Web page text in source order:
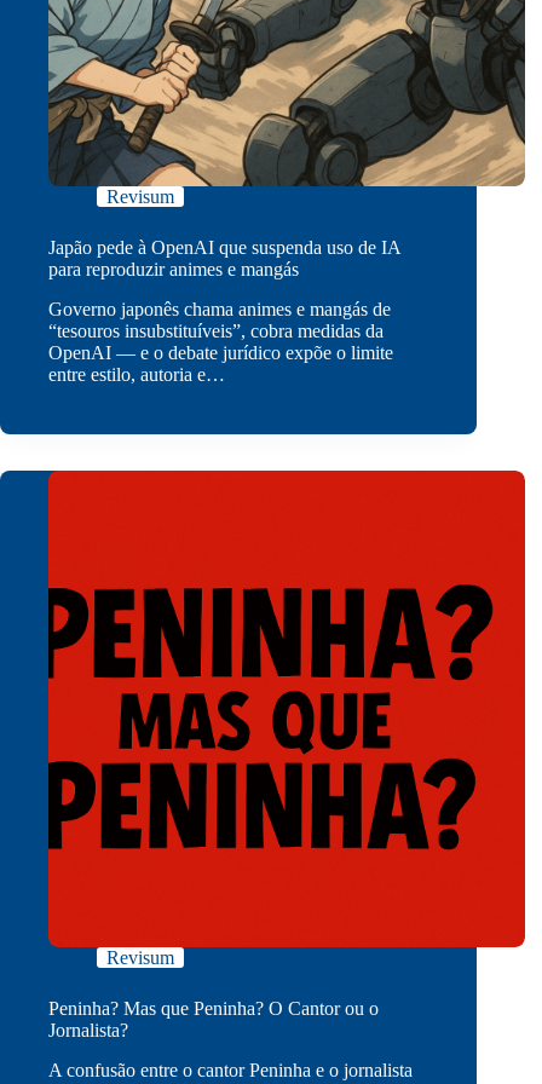
Revisum
Japão pede à OpenAI que suspenda uso de IA
para reproduzir animes e mangás
Governo japonês chama animes e mangás de
“tesouros insubstituíveis”, cobra medidas da
OpenAI — e o debate jurídico expõe o limite
entre estilo, autoria e…
Revisum
Peninha? Mas que Peninha? O Cantor ou o
Jornalista?
A confusão entre o cantor Peninha e o jornalista